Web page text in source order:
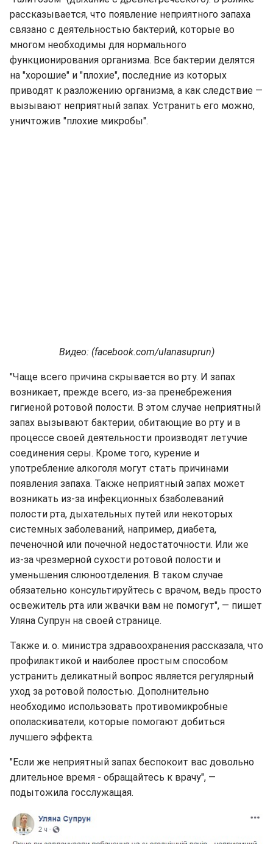
рассказывается, что появление неприятного запаха
связано с деятельностью бактерий, которые во
многом необходимы для нормального
функционирования организма. Все бактерии делятся
на "хорошие" и "плохие", последние из которых
приводят к разложению организма, а как следствие —
вызывают неприятный запах. Устранить его можно,
уничтожив "плохие микробы".
Видео: (facebook.com/ulanasuprun)
"Чаще всего причина скрывается во рту. И запах
возникает, прежде всего, из-за пренебрежения
гигиеной ротовой полости. В этом случае неприятный
запах вызывают бактерии, обитающие во рту и в
процессе своей деятельности производят летучие
соединения серы. Кроме того, курение и
употребление алкоголя могут стать причинами
появления запаха. Также неприятный запах может
возникать из-за инфекционных бзаболеваний
полости рта, дыхательных путей или некоторых
системных заболеваний, например, диабета,
печеночной или почечной недостаточности. Или же
из-за чрезмерной сухости ротовой полости и
уменьшения слюноотделения. В таком случае
обязательно консультируйтесь с врачом, ведь просто
освежитель рта или жвачки вам не помогут", — пишет
Уляна Супрун на своей странице.
Также и. о. министра здравоохранения рассказала, что
профилактикой и наиболее простым способом
устранить деликатный вопрос является регулярный
уход за ротовой полостью. Дополнительно
необходимо использовать противомикробные
ополаскиватели, которые помогают добиться
лучшего эффекта.
"Если же неприятный запах беспокоит вас довольно
длительное время - обращайтесь к врачу", —
подытожила госслужащая.